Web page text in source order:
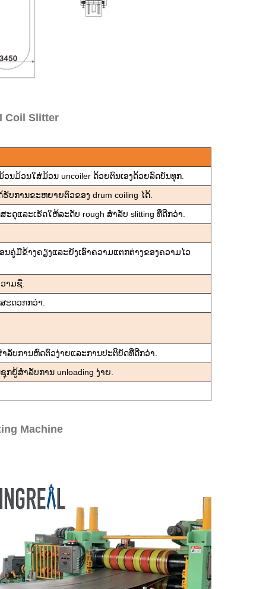
Coil Slitter
ນມ້ວນໃສ່ມ້ວນ uncoiler ດ້ວຍຕົນເອງດ້ວຍລົດບັນທຸກ.
ບການຂະຫຍາຍຕົວຂອງ drum coiling ໄດ້.
ດຸແລະເຮັດໃຫ້ລະດັບ rough ສໍາລັບ slitting ທີ່ດີກວ່າ.
ຄູ່ມືຂ້າງຄຽງແລະຍັງເອົາຄວາມແຕກຕ່າງຂອງຄວາມໄວ
າມຊື່.
ະດວກກວ່າ.
ລັບການຫົດຕົວງ່າຍແລະການປະຕິບັດທີ່ດີກວ່າ.
ຍູ້ສໍາລັບການ unloading ງ່າຍ.
Machine